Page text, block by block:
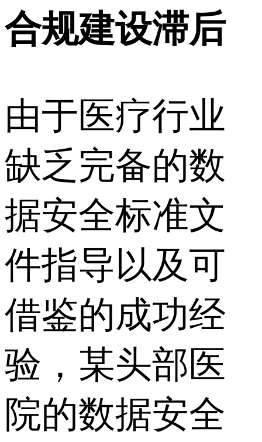
合规建设滞后
由于医疗行业
缺乏完备的数
据安全标准文
件指导以及可
借鉴的成功经
验，某头部医
院的数据安全